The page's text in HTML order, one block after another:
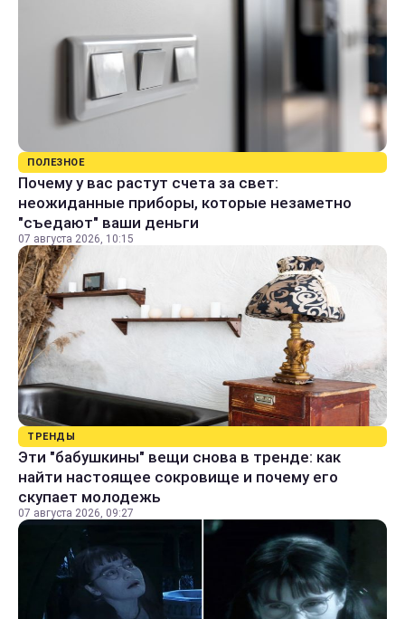
ПОЛЕЗНОЕ
Почему у вас растут счета за свет:
неожиданные приборы, которые незаметно
"съедают" ваши деньги
07 августа 2026, 10:15
ТРЕНДЫ
Эти "бабушкины" вещи снова в тренде: как
найти настоящее сокровище и почему его
скупает молодежь
07 августа 2026, 09:27